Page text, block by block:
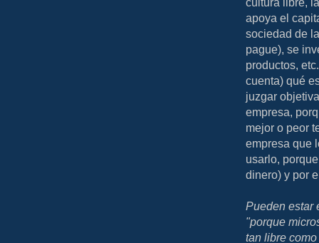
apoya el
sociedad de
pague), se
productos,
cuenta) qué
juzgar
empresa,
mejor o peor
empresa que
usarlo,
dinero) y por
Pueden estar
"porque
tan libre